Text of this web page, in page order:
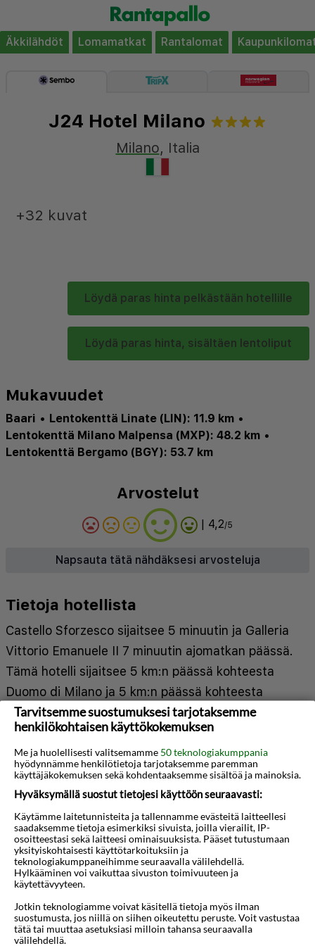
Äkkilähdöt Lomamatkat Rantalomat
J24 Hotel Milano
Milano, Italia
Löydä paras hinta pelkästään hotellille
Löydä paras hinta, sisältäen lentoliput
+32 kuvat
Mukavuudet
Baari • Lentokenttä Linate (LIN): 11.9 km •
Lentokenttä Milano Malpensa (MXP): 48.2 km •
Lentokenttä Bergamo (BGY): 53.7 km
Arvostelut
| 4,2/5
Napsauta tätä nähdäksesi arvosteluja
Tietoja hotellista
Castello Sforzesco sijaitsee 5 minuutin ja Galleria
Vittorio Emanuele II 7 minuutin ajomatkan päässä.
Tämä hotelli sijaitsee 5 km:n päässä kohteesta
Duomo di Milano ja 5 km:n päässä kohteesta
Piazza del Duomo. Kaikkien 151 huoneen
varusteluun kuuluu minibaari ja LED-TVt. Ilmainen
langaton internetyhteys pitää sinut yhteydessä
verkkoon. Huoneissa on oma kylpyhuone, ja sen
varusteluun kuuluu suihku, ilmaiset
hygieniatuotteet ja bidee. Varusteluun kuuluu
puhelin, tallelokero ja työpöytä. Etäisyydet
pyöristetään lähimpään 0,1 mailiin ja kilometriin.
Alcatraz Milano - 0,4 km / 0,2 mi
Humanitas San Pio X -sairaala - 0,9 km / 0,5 mi
Corso Como - 2,2 km / 1,4 mi
Näytä lisää
3D-animaatio
Tarvitsemme suostumuksesi tarjotaksemme
henkilökohtaisen käyttökokemuksen
Me ja huolellisesti valitsemamme 50 teknologiakumppania
hyödynnämme henkilötietoja tarjotaksemme paremman
käyttäjäkokemuksen sekä kohdentaaksemme sisältöä ja mainoksia.
Hyväksymällä suostut tietojesi käyttöön seuraavasti:
Käytämme laitetunnisteita ja tallennamme evästeitä laitteellesi
saadaksemme tietoja esimerkiksi sivuista, joilla vierailit, IP-
osoitteestasi sekä laitteesi ominaisuuksista. Pääset tutustumaan
yksityiskohtaisesti käyttötarkoituksiin ja
teknologiakumppaneihimme seuraavalla välilehdellä.
Hylkääminen voi vaikuttaa sivuston toimivuuteen ja
käytettävyyteen.
Jotkin teknologiamme voivat käsitellä tietoja myös ilman
suostumusta, jos niillä on siihen oikeutettu peruste. Voit vastustaa
tätä tai muuttaa asetuksiasi milloin tahansa seuraavalla
välilehdellä.